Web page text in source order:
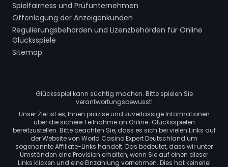
Spielfairness und Prüfunternehmen
Offenlegung der Anzeigenkunden
Regulierungsbehörden und Lizenzbehörden für Online
Glücksspiele
Sitemap
Glücksspiel kann süchtig machen. Bitte spielen Sie
verantwortungsbewusst!
Unser Ziel ist es, Ihnen präzise und zuverlässige Informationen
über die sichere Teilnahme an Online-Glücksspielen
bereitzustellen. Bitte beachten Sie, dass es sich bei vielen Links auf
der Website von World Casino Expert Deutschland um
sogenannte Affiliate-Links handelt. Das bedeutet, dass wir unter
Umständen eine Provision erhalten, wenn Sie auf einen dieser
Links klicken und eine Einzahlung vornehmen. Dies hat keinerlei